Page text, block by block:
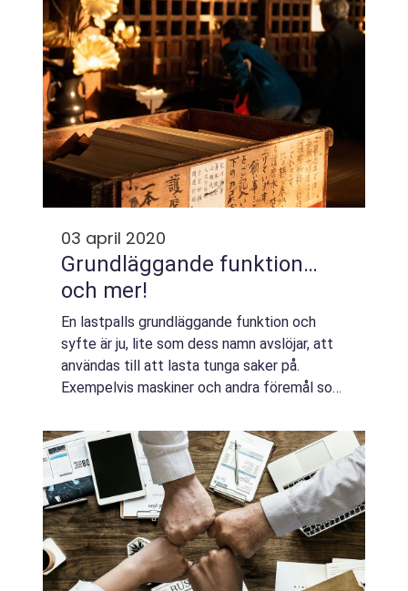
03 april 2020
Grundläggande funktion…
och mer!
En lastpalls grundläggande funktion och
syfte är ju, lite som dess namn avslöjar, att
användas till att lasta tunga saker på.
Exempelvis maskiner och andra föremål som